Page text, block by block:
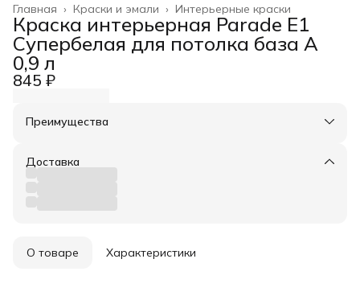
Интерьерные краски
Краски и эмали ›
Главная ›
Краска интерьерная Parade E1
Супербелая для потолка база А
0,9 л
845 ₽
Преимущества
Оплата частями в Сплит
Удобный возврат
Доставка
О товаре Характеристики